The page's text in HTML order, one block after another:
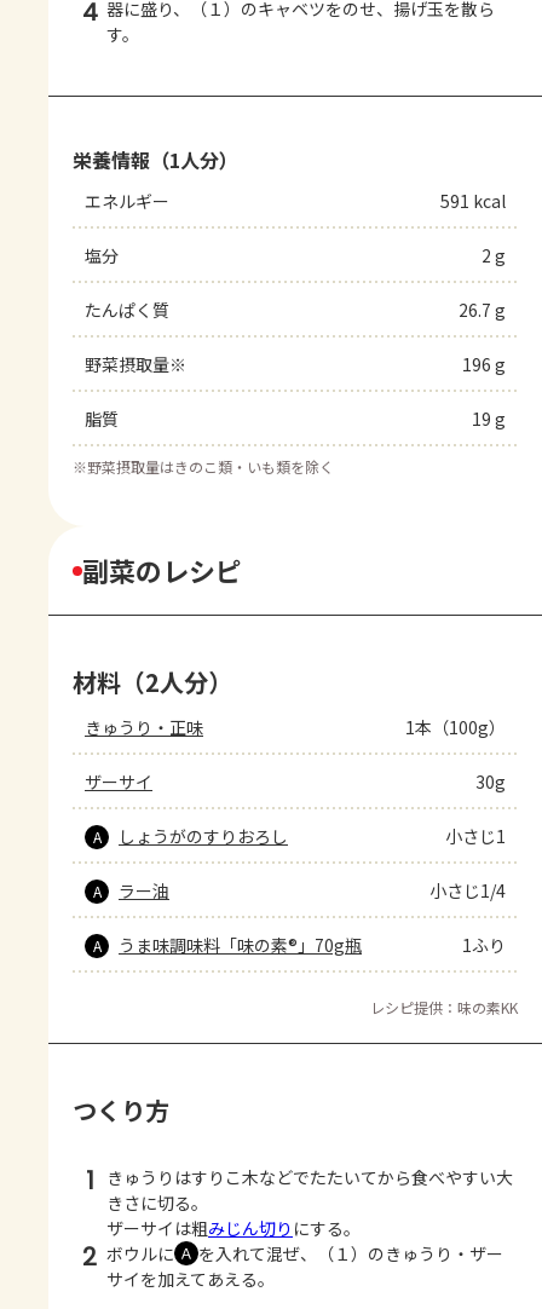
4 器に盛り、（１）のキャベツをのせ、揚げ玉を散ら
す。
栄養情報（1人分）
エネルギー 591 kcal
塩分 2 g
たんぱく質 26.7 g
野菜摂取量※ 196 g
脂質 19 g
※野菜摂取量はきのこ類・いも類を除く
副菜のレシピ
材料（2人分）
きゅうり・正味 1本（100g）
ザーサイ 30g
A しょうがのすりおろし 小さじ1
A ラー油 小さじ1/4
A うま味調味料「味の素®」70g瓶 1ふり
レシピ提供：味の素KK
つくり方
1
きゅうりはすりこ木などでたたいてから食べやすい大
きさに切る。
ザーサイは粗みじん切り にする。
2 ボウルに Ａ を入れて混ぜ、（１）のきゅうり・ザー
サイを加えてあえる。